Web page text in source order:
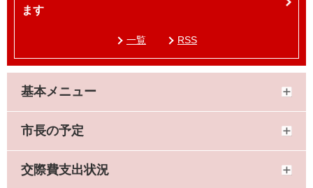
ます
一覧 RSS
基本メニュー
市長の予定
交際費支出状況